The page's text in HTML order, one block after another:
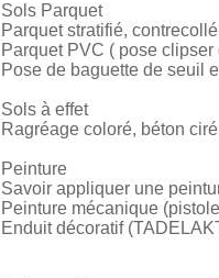
Sols Parquet
Parquet stratifié,
Parquet PVC ( pose clipser
Pose de baguette de seuil
Sols à effet
Ragréage coloré, béton ciré
Peinture
Savoir appliquer une
Peinture mécanique
Enduit décoratif